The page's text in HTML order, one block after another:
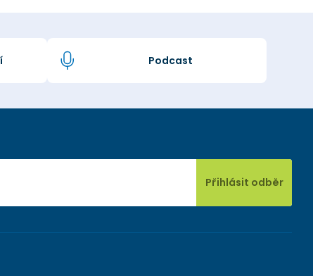
Podcast
Přihlásit odběr